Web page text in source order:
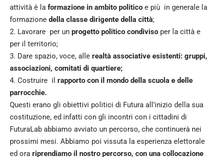
attività è la formazione in ambito politico e più in generale la
formazione della classe dirigente della città;
2. Lavorare per un progetto politico condiviso per la città e
per il territorio;
3. Dare spazio, voce, alle realtà associative esistenti: gruppi,
associazioni, comitati di quartiere;
4. Costruire il rapporto con il mondo della scuola e delle
parrocchie.
Questi erano gli obiettivi politici di Futura all’inizio della sua
costituzione, ed infatti con gli incontri con i cittadini di
FuturaLab abbiamo avviato un percorso, che continuerà nei
prossimi mesi. Abbiamo poi vissuta la esperienza elettorale
ed ora riprendiamo il nostro percorso, con una collocazione